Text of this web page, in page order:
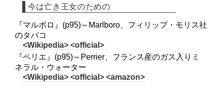
今は亡き王女のための
『マルボロ』(p95)～Marlboro、フィリップ・モリス社
のタバコ
<Wikipedia> <official>
『ペリエ』(p95)～Perrier、フランス産のガス入りミ
ネラル・ウォーター
<Wikipedia> <official> <amazon>